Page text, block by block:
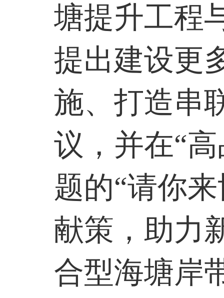
塘提升工程
提出建设更
施、打造串
议，并在“
题的“请你
献策，助力
合型海塘岸